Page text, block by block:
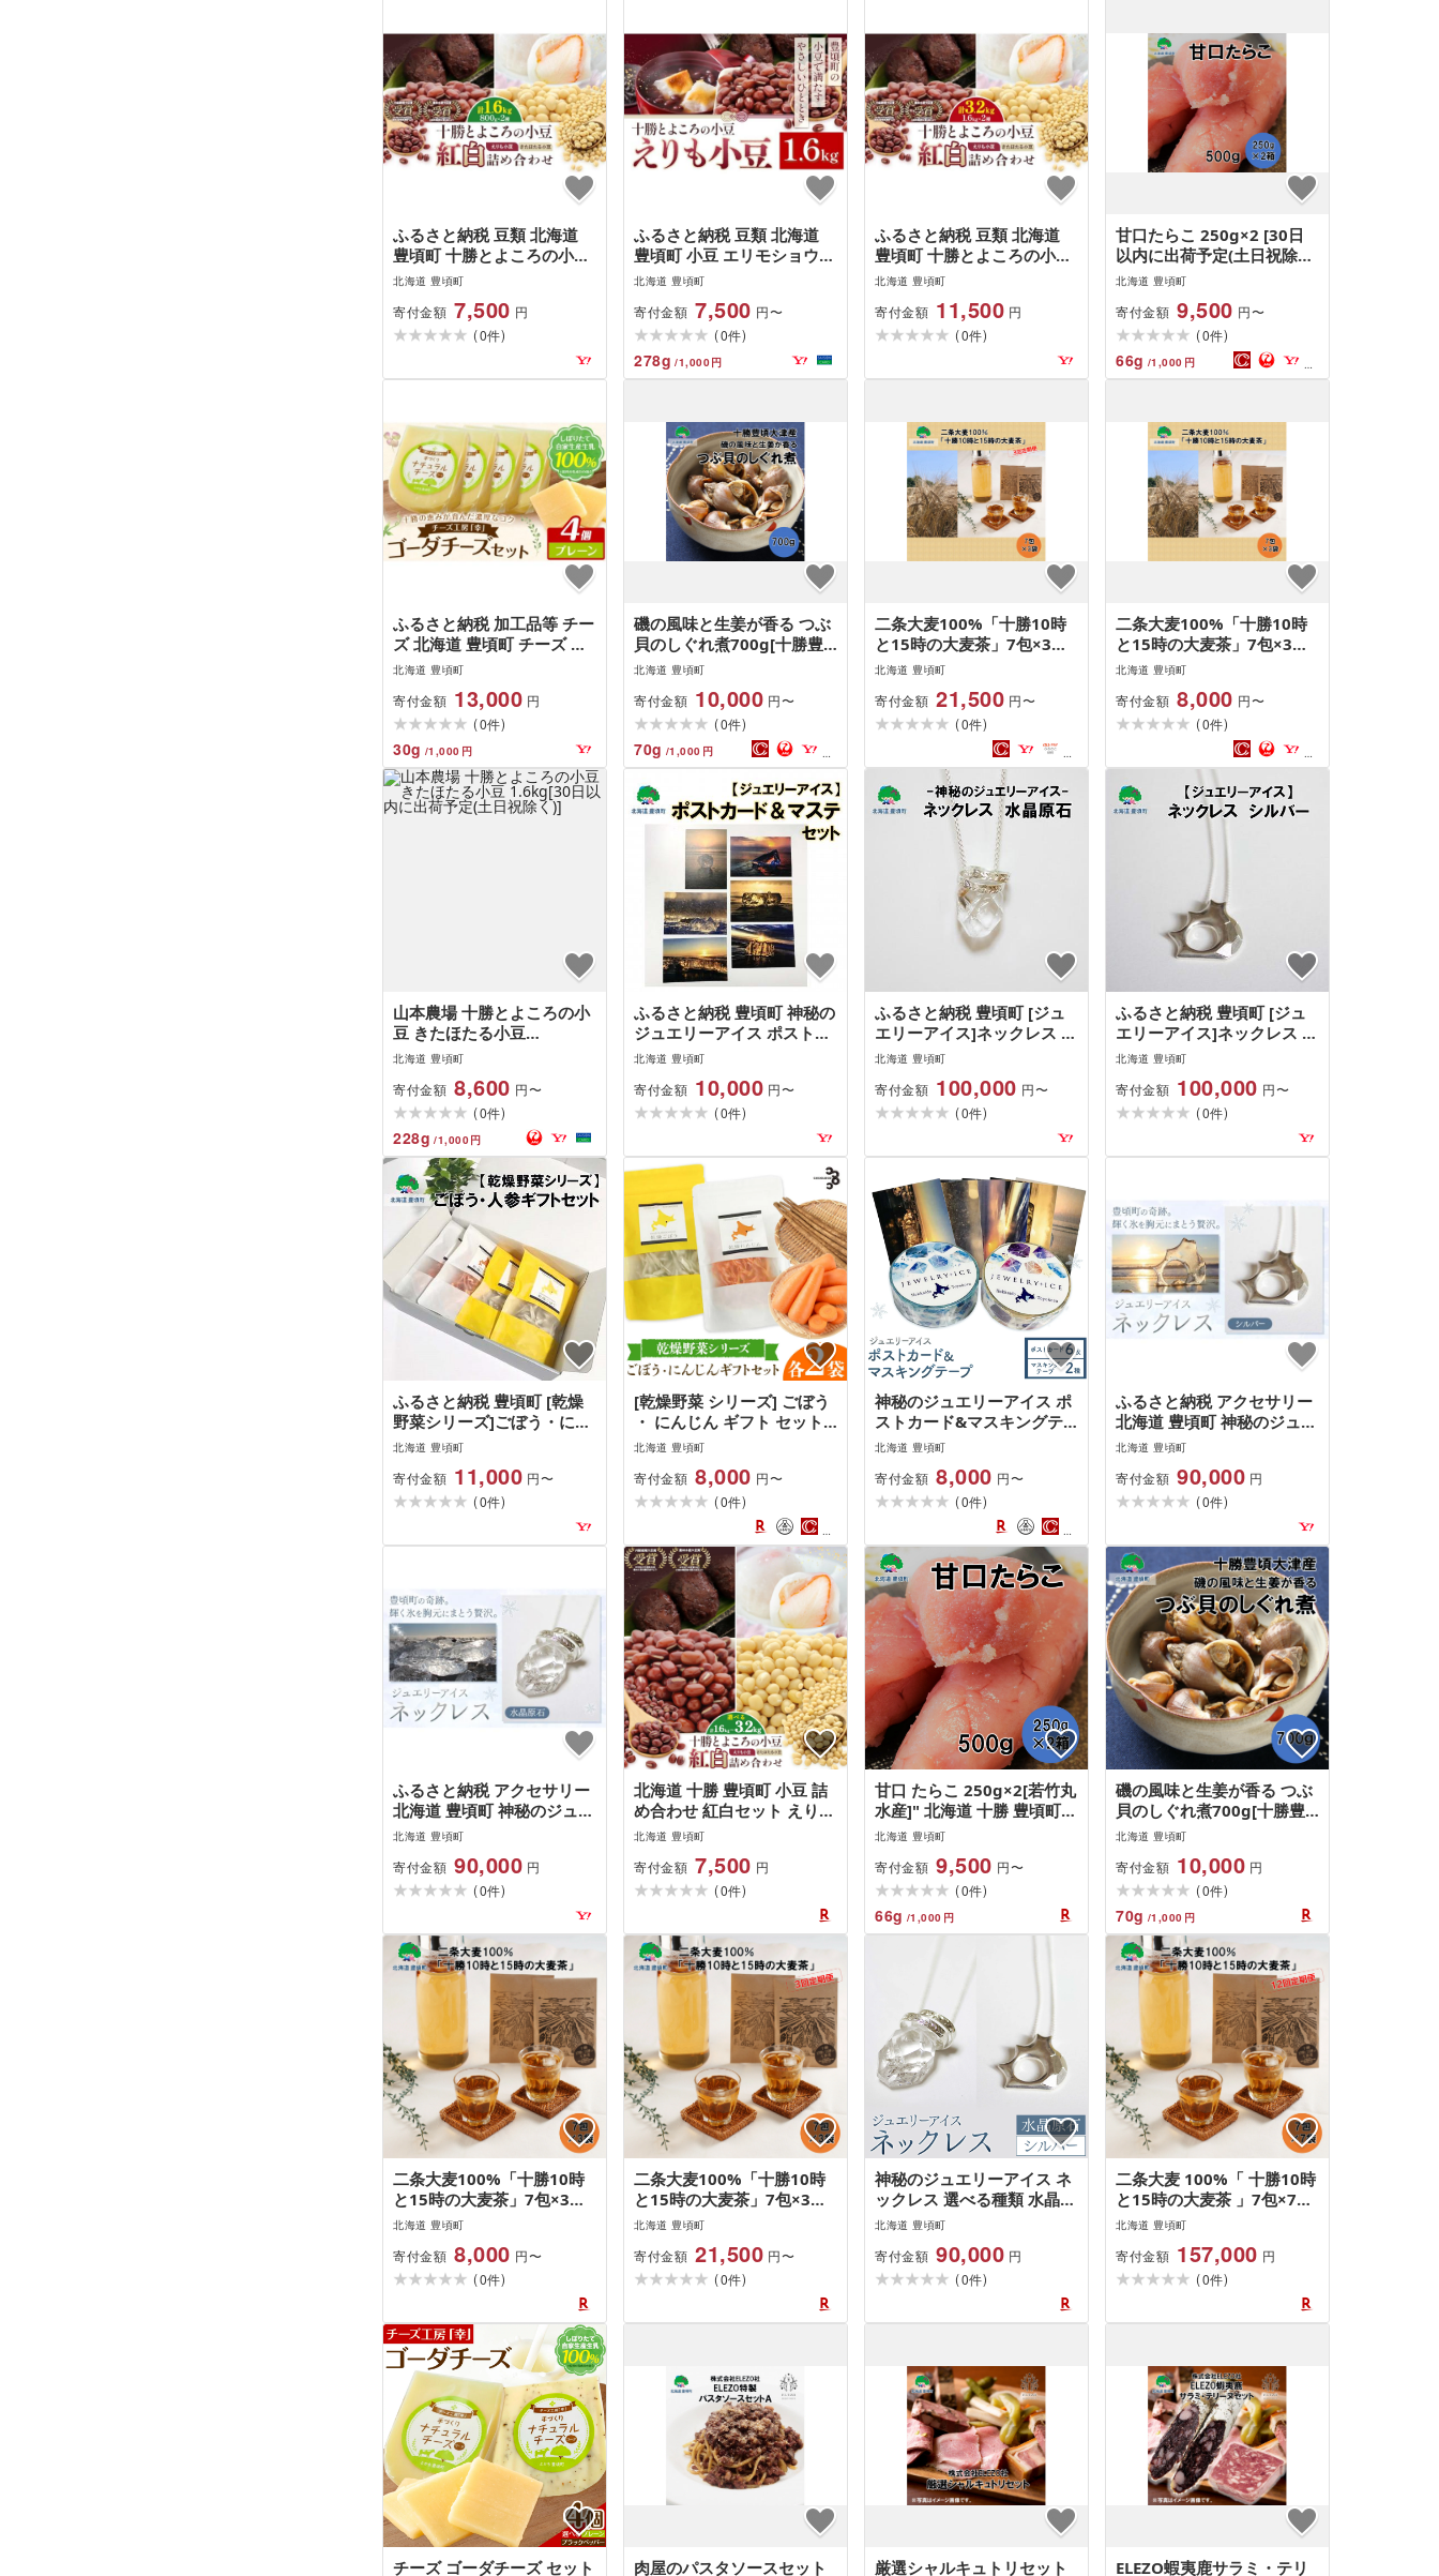
ふるさと納税 豆類 北海道
豊頃町 十勝とよころの小豆
紅白詰め合わせ えりも小豆
山本農場[30日以内に出荷予
定(土日祝除く)]北海…
北海道 豊頃町
寄付金額 7,500 円
(0件)
ふるさと納税 豆類 北海道
豊頃町 小豆 エリモショウズ
1.6kg 山本農場[30日以内に
道 十勝 豊頃町 十勝とよこ
ろの小豆 あずき ア…
北海道 豊頃町
寄付金額 7,500 円〜
(0件)
278g /1,000円
ふるさと納税 豆類 北海道
豊頃町 十勝とよころの小豆
紅白詰め合わせ えりも小豆
山本農場[30日以内に出荷予
定(土日祝除く)]北…
北海道 豊頃町
寄付金額 11,500 円
(0件)
甘口たらこ 250g×2 [30日
以内に出荷予定(土日祝除
く)]
北海道 豊頃町
寄付金額 9,500 円〜
(0件)
66g /1,000 円
ふるさと納税 加工品等 チー
ズ 北海道 豊頃町 チーズ ゴ
ーダチーズ セット しぼりた
ーン 100g 4個 チーズ工房
「幸」[30日以内に出…
北海道 豊頃町
寄付金額 13,000 円
(0件)
30g /1,000 円
磯の風味と生姜が香る つぶ
貝のしぐれ煮700g[十勝豊
頃町大津産][松村商店][30日
く)]
北海道 豊頃町
寄付金額 10,000 円〜
(0件)
70g /1,000 円
二条大麦100%「十勝10時
と15時の大麦茶」7包×3袋
[3回定期便][お申し込みの翌
北海道 豊頃町
寄付金額 21,500 円〜
(0件)
二条大麦100%「十勝10時
と15時の大麦茶」7包×3袋
[30日以内に出荷予定(土日
北海道 豊頃町
寄付金額 8,000 円〜
(0件)
山本農場 十勝とよころの小
豆 きたほたる小豆
1.6kg[30日以内に出荷予定
北海道 豊頃町
寄付金額 8,600 円〜
(0件)
228g /1,000円
ふるさと納税 豊頃町 神秘の
ジュエリーアイス ポストカ
ード&amp;マステ セット
北海道 豊頃町
寄付金額 10,000 円〜
(0件)
ふるさと納税 豊頃町 [ジュ
エリーアイス]ネックレス 水
晶 原石
北海道 豊頃町
寄付金額 100,000 円〜
(0件)
ふるさと納税 豊頃町 [ジュ
エリーアイス]ネックレス シ
ルバー
北海道 豊頃町
寄付金額 100,000 円〜
(0件)
ふるさと納税 豊頃町 [乾燥
野菜シリーズ]ごぼう・にん
じん ギフトセット
北海道 豊頃町
寄付金額 11,000 円〜
(0件)
[乾燥野菜 シリーズ] ごぼう
・ にんじん ギフト セット
北海道 十勝 豊頃町 特産 数
栄養価 長期保存[30日以内
に出荷予定(土日祝除く)]
北海道 豊頃町
寄付金額 8,000 円〜
(0件)
神秘のジュエリーアイス ポ
ストカード&マスキングテ
ープ セット ポスタカード 6
般社団法人ココロコ[30日以
内に出荷予定(土日祝除く)]
北海道 豊頃町 特産 はがき
マステ 便り 装飾 雑貨 文房
具 かわいい おしゃれ
北海道 豊頃町
寄付金額 8,000 円〜
(0件)
ふるさと納税 アクセサリー
北海道 豊頃町 神秘のジュエ
リーアイス ネックレス シル
[30日以内に出荷予定(土日
祝除く)]北海道 豊頃…
北海道 豊頃町
寄付金額 90,000 円
(0件)
ふるさと納税 アクセサリー
北海道 豊頃町 神秘のジュエ
リーアイス ネックレス 水晶
[30日以内に出荷予定(土日
祝除く)]北海道 豊頃…
北海道 豊頃町
寄付金額 90,000 円
(0件)
北海道 十勝 豊頃町 小豆 詰
め合わせ 紅白セット えりも
小豆 きたほたる小豆 選べる
種 山本農場 あずき アズキ
豆 赤飯 あんこ 和菓子 製菓
送料無料 [30日以内に出荷
予定(土日祝除く)]
北海道 豊頃町
寄付金額 7,500 円
(0件)
甘口 たらこ 250g×2[若竹丸
水産]" 北海道 十勝 豊頃町"
特産 数量限定 送料無料 海
類 魚介 海鮮 ごはんのお供
魚卵 プチプチ食感 酒の肴
おつまみ おかず[30日以内
に出荷予定(土日祝除く)]
北海道 豊頃町
寄付金額 9,500 円〜
(0件)
66g /1,000 円
磯の風味と生姜が香る つぶ
貝のしぐれ煮700g[十勝豊
頃町大津産][松村商店]" 北
北海道産 大津産 粒貝 ツブ
貝 つぶ 珍味 あて 酒の肴 お
つまみ 数量限定 送料無料
[30日以内に出荷予定(土日
祝除く)]
北海道 豊頃町
寄付金額 10,000 円
(0件)
70g /1,000 円
二条大麦100%「十勝10時
と15時の大麦茶」7包×3
袋"北海道 十勝 豊頃町" 特
以内に出荷予定(土日祝除
く)]
北海道 豊頃町
寄付金額 8,000 円〜
(0件)
二条大麦100%「十勝10時
と15時の大麦茶」7包×3袋
[3回定期便]"北海道 十勝 豊
料[お申し込みの翌月から出
荷]
北海道 豊頃町
寄付金額 21,500 円〜
(0件)
神秘のジュエリーアイス ネ
ックレス 選べる種類 水晶原
石 または シルバー 一般社
出荷予定(土日祝除く)]北海
道 豊頃町 特産 ジュエリー
アイス アクセサリー ペンダ
ント 水晶
北海道 豊頃町
寄付金額 90,000 円
(0件)
二条大麦 100%「 十勝10時
と15時の大麦茶 」7包×7袋
[12回 定期便 ]" 北海道 十勝
無料[お申し込みの翌月から
出荷]
北海道 豊頃町
寄付金額 157,000 円
(0件)
チーズ ゴーダチーズ セット 肉屋のパスタソースセット 厳選シャルキュトリセット ELEZO蝦夷鹿サラミ・テリ